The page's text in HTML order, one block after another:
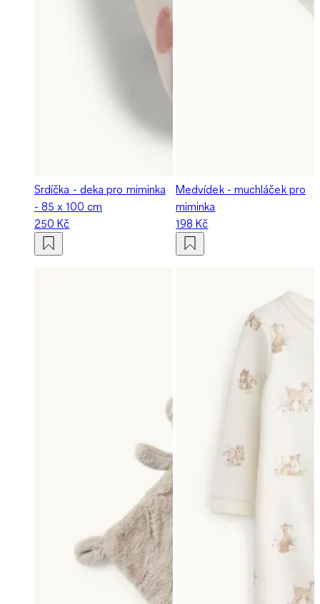
Srdíčka - deka pro miminka
- 85 x 100 cm
250 Kč
Medvídek - muchláček pro
miminka
198 Kč